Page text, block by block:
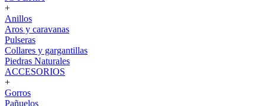
+
Anillos
Aros y caravanas
Pulseras
Collares y gargantillas
Piedras Naturales
ACCESORIOS
+
Gorros
Pañuelos